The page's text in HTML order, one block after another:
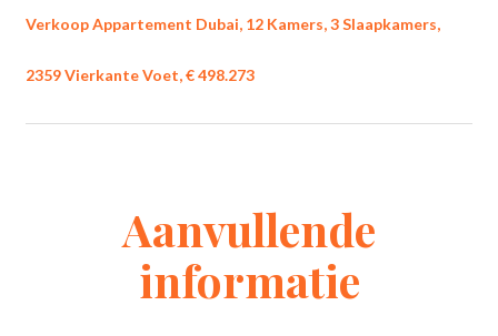
Verkoop Appartement Dubai, 12 Kamers, 3 Slaapkamers,
2359 Vierkante Voet, € 498.273
Aanvullende
informatie